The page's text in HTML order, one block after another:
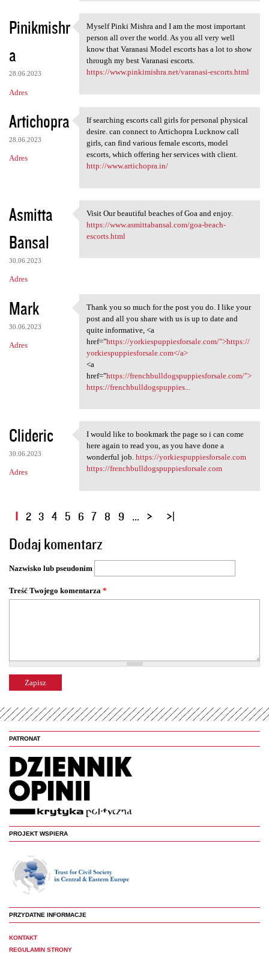
Pinikmishr
a
28.06.2023
Adres
Myself Pinki Mishra and I am
Myself Pinki Mishra and I am the most important
person all over the world. As you all very well
know that Varanasi Model escorts has a lot to show
through my best Varanasi escorts.
https://www.pinkimishra.net/varanasi-escorts.html
Artichopra
28.06.2023
Adres
If searching escorts call
If searching escorts call girls for personal physical
desire. can connect to Artichopra Lucknow call
girls, can find various female escorts, model
escorts, which offering her services with client.
http://www.artichopra.in/
Asmitta
Bansal
30.06.2023
Adres
Visit Our beautiful beaches
Visit Our beautiful beaches of Goa and enjoy.
https://www.asmittabansal.com/goa-beach-
escorts.html
Mark
30.06.2023
Adres
Thank you so much for the
Thank you so much for the post you do. I like your
post and all you share with us is up to date and
quite informative, <a
href="https://yorkiespuppiesforsale.com/">https://
yorkiespuppiesforsale.com</a>
<a
href="https://frenchbulldogspuppiesforsale.com/">
https://frenchbulldogspuppies...
Clideric
30.06.2023
Adres
I would like to bookmark the
I would like to bookmark the page so i can come
here again to read you, as you have done a
wonderful job. https://yorkiespuppiesforsale.com
https://frenchbulldogspuppiesforsale.com
S
r
o
n
y
1 2 3 4 5 6 7 8 9 …
Dodaj komentarz
Nazwisko lub pseudonim
Treść Twojego komentarza *
PATRONAT
PROJEKT WSPIERA
PRZYDATNE INFORMACJE
KONTAKT
REGULAMIN STRONY